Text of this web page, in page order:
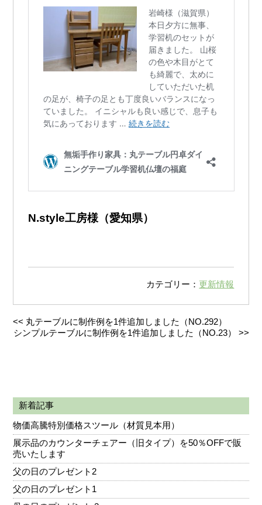
N.style工房様（愛知県）
カテゴリー： 更新情報
<< 丸テーブルに制作例を1件追加しました（NO.292）
シンプルテーブルに制作例を1件追加しました（NO.23）
>>
新着記事
物価高騰特別価格スツール（材質見本用）
展示品のカウンターチェアー（旧タイプ）を50％OFFで販
売いたします
父の日のプレゼント2
父の日のプレゼント1